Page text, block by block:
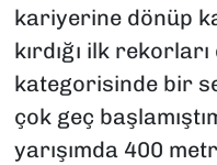
kariyerine dönüp
kırdığı ilk
kategorisinde bir
çok geç
yarışımda 400